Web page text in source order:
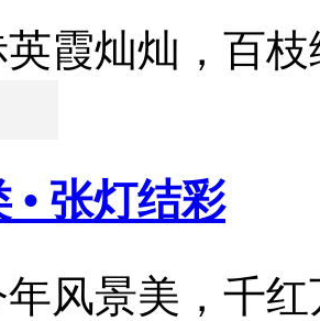
霞灿灿，百
• 张灯结彩
风景美，千